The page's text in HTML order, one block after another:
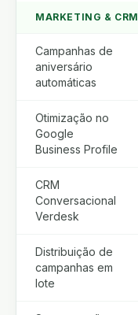
MARKETING & CRM
Campanhas de
aniversário
automáticas
Otimização no
Google
Business Profile
CRM
Conversacional
Verdesk
Distribuição de
campanhas em
lote